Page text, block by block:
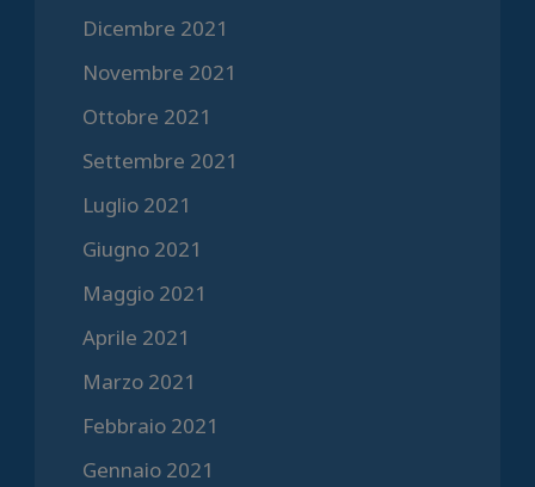
Dicembre 2021
Novembre 2021
Ottobre 2021
Settembre 2021
Luglio 2021
Giugno 2021
Maggio 2021
Aprile 2021
Marzo 2021
Febbraio 2021
Gennaio 2021